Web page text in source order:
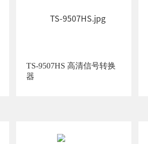
TS-9507HS 高清信号转换
器